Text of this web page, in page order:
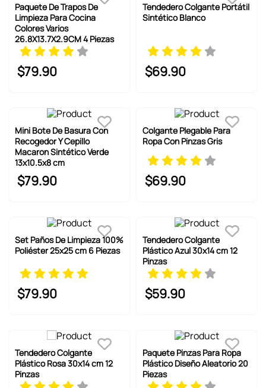
Paquete De Trapos De
Limpieza Para Cocina
Colores Varios
26.8X13.7X2.9CM 4 Piezas
$79.90
Tendedero Colgante Portátil
Sintético Blanco
$69.90
Mini Bote De Basura Con
Recogedor Y Cepillo
Macaron Sintético Verde
13x10.5x8 cm
$79.90
Colgante Plegable Para
Ropa Con Pinzas Gris
$69.90
Set Paños De Limpieza 100%
Poliéster 25x25 cm 6 Piezas
$79.90
Tendedero Colgante
Plástico Azul 30x14 cm 12
Pinzas
$59.90
Tendedero Colgante
Plástico Rosa 30x14 cm 12
Pinzas
Paquete Pinzas Para Ropa
Plástico Diseño Aleatorio 20
Piezas